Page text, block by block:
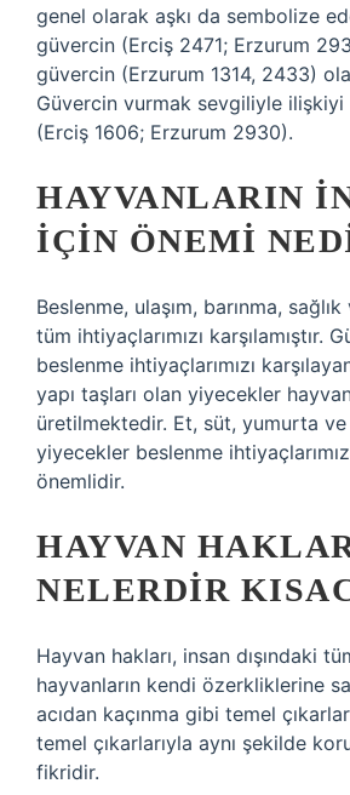
genel olarak aşkı da sembolize
güvercin (Erciş 2471; Erzurum
güvercin (Erzurum 1314, 2433)
Güvercin vurmak sevgiliyle
(Erciş 1606; Erzurum 2930).
HAYVANLARIN
IÇIN ÖNEMI
Beslenme, ulaşım, barınma,
tüm ihtiyaçlarımızı karşılamıştır.
beslenme ihtiyaçlarımızı
yapı taşları olan yiyecekler
üretilmektedir. Et, süt, yumurta
yiyecekler beslenme ihtiyaçlarımız
önemlidir.
HAYVAN
NELERDIR
Hayvan hakları, insan dışındaki
hayvanların kendi özerkliklerine
acıdan kaçınma gibi temel
temel çıkarlarıyla aynı şekilde
fikridir.